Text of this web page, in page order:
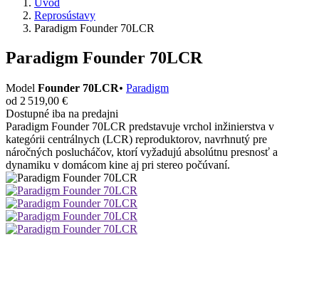
Reprosústavy
Paradigm Founder 70LCR
Paradigm Founder 70LCR
Model Founder 70LCR• Paradigm
od 2 519,00 €
Dostupné iba na predajni
Paradigm Founder 70LCR predstavuje vrchol inžinierstva v
kategórii centrálnych (LCR) reproduktorov, navrhnutý pre
náročných poslucháčov, ktorí vyžadujú absolútnu presnosť a
dynamiku v domácom kine aj pri stereo počúvaní.